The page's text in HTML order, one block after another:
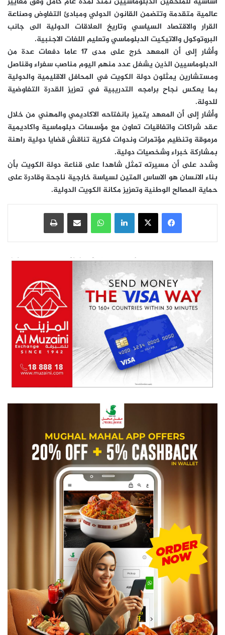
عالمية متقدمة وتتضمن القانون الدولي ومبادئ التفاوض وصناعة
القرار والاقتصاد السياسي وتاريخ العلاقات الدولية الى جانب
البروتوكول والاتيكيت الدبلوماسي وتعليم اللغات الاجنبية.
وأشار إلى أن المعهد خرج على مدى 17 عاما دفعات عدة من
الدبلوماسيين الذين يشغل عدد منهم اليوم مناصب سفراء وقناصل
ومستشارين يمثلون دولة الكويت في المحافل الاقليمية والدولية
بما يعكس نجاح برامجه التدريبية في تعزيز القدرة التفاوضية
للدولة.
وأشار إلى أن المعهد يتميز بانفتاحه الاكاديمي والمهني من خلال
عقد شراكات واتفاقيات تعاون مع مؤسسات دبلوماسية واكاديمية
مرموقة وتنظيم مؤتمرات وندوات فكرية تناقش قضايا دولية راهنة
بمشاركة خبراء وشخصيات دولية.
وشدد على أن مسيرته تمثل شاهدا على قناعة دولة الكويت بأن
بناء الانسان هو الاساس المتين لسياسة خارجية ناجحة وقادرة على
حماية المصالح الوطنية وتعزيز مكانة الكويت الدولية.
فيسبوك‫X لينكدإنواتساب مشاركة عبر البريد طباعة